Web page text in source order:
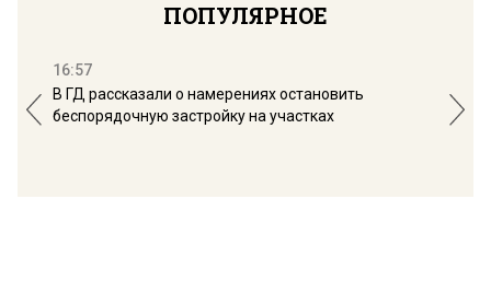
ПОПУЛЯРНОЕ
16:57
В ГД рассказали о намерениях остановить
беспорядочную застройку на участках